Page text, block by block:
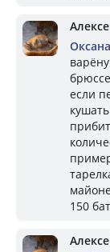
Оксана
если
150